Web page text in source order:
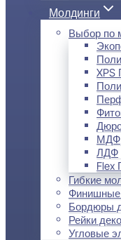
Молдинги
Выбор по
XPS
МДФ
ЛДФ
Flex
Гибкие
Финишные
Бордюры
Рейки
Угловые